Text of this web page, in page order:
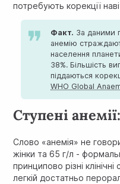
потребують корекції
Факт. За даними
анемію
населення
38%. Більшість
піддаються
WHO Global
Ступені
Слово «анемія» не
жінки та 65 г/л -
принципово різні
легкій достатньо